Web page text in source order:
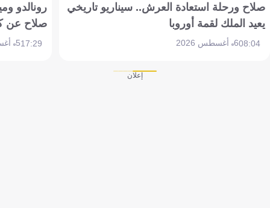
صلاح ورحلة استعادة العرش.. سيناريو تاريخي
يعيد الملك لقمة أوروبا
08:046 أغسطس 2026
رونالدو
صلاح عن
17:295 أغسطس 2026
إعلان